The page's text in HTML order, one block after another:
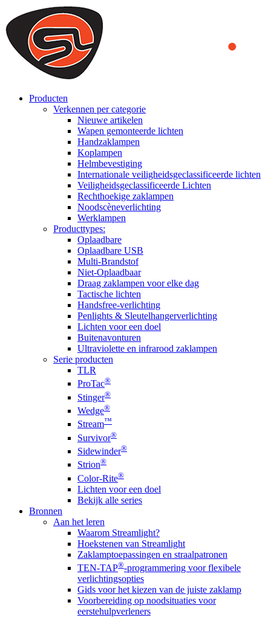
We use cookies to ensure that we provide you the best experience
on our website. By continuing to browse this website, you accept
that cookies are used to help us analyze how the website is used and
to offer you a better experience. To learn more or to find out how
you can disable cookies, you can access our
Producten
Verkennen per categorie
Nieuwe artikelen
Wapen gemonteerde lichten
Handzaklampen
Koplampen
Helmbevestiging
Internationale veiligheidsgeclassificeerde lichten
Veiligheidsgeclassificeerde Lichten
Rechthoekige zaklampen
Noodscèneverlichting
Werklampen
Producttypes:
Oplaadbare
Oplaadbare USB
Multi-Brandstof
Niet-Oplaadbaar
Draag zaklampen voor elke dag
Tactische lichten
Handsfree-verlichting
Penlights & Sleutelhangerverlichting
Lichten voor een doel
Buitenavonturen
Ultraviolette en infrarood zaklampen
Serie producten
TLR
ProTac®
Stinger®
Wedge®
Stream™
Survivor®
Sidewinder®
Strion®
Color-Rite®
Lichten voor een doel
Bekijk alle series
Bronnen
Aan het leren
Waarom Streamlight?
Hoekstenen van Streamlight
Zaklamptoepassingen en straalpatronen
TEN-TAP®-programmering voor flexibele
verlichtingsopties
Gids voor het kiezen van de juiste zaklamp
Voorbereiding op noodsituaties voor
eerstehulpverleners